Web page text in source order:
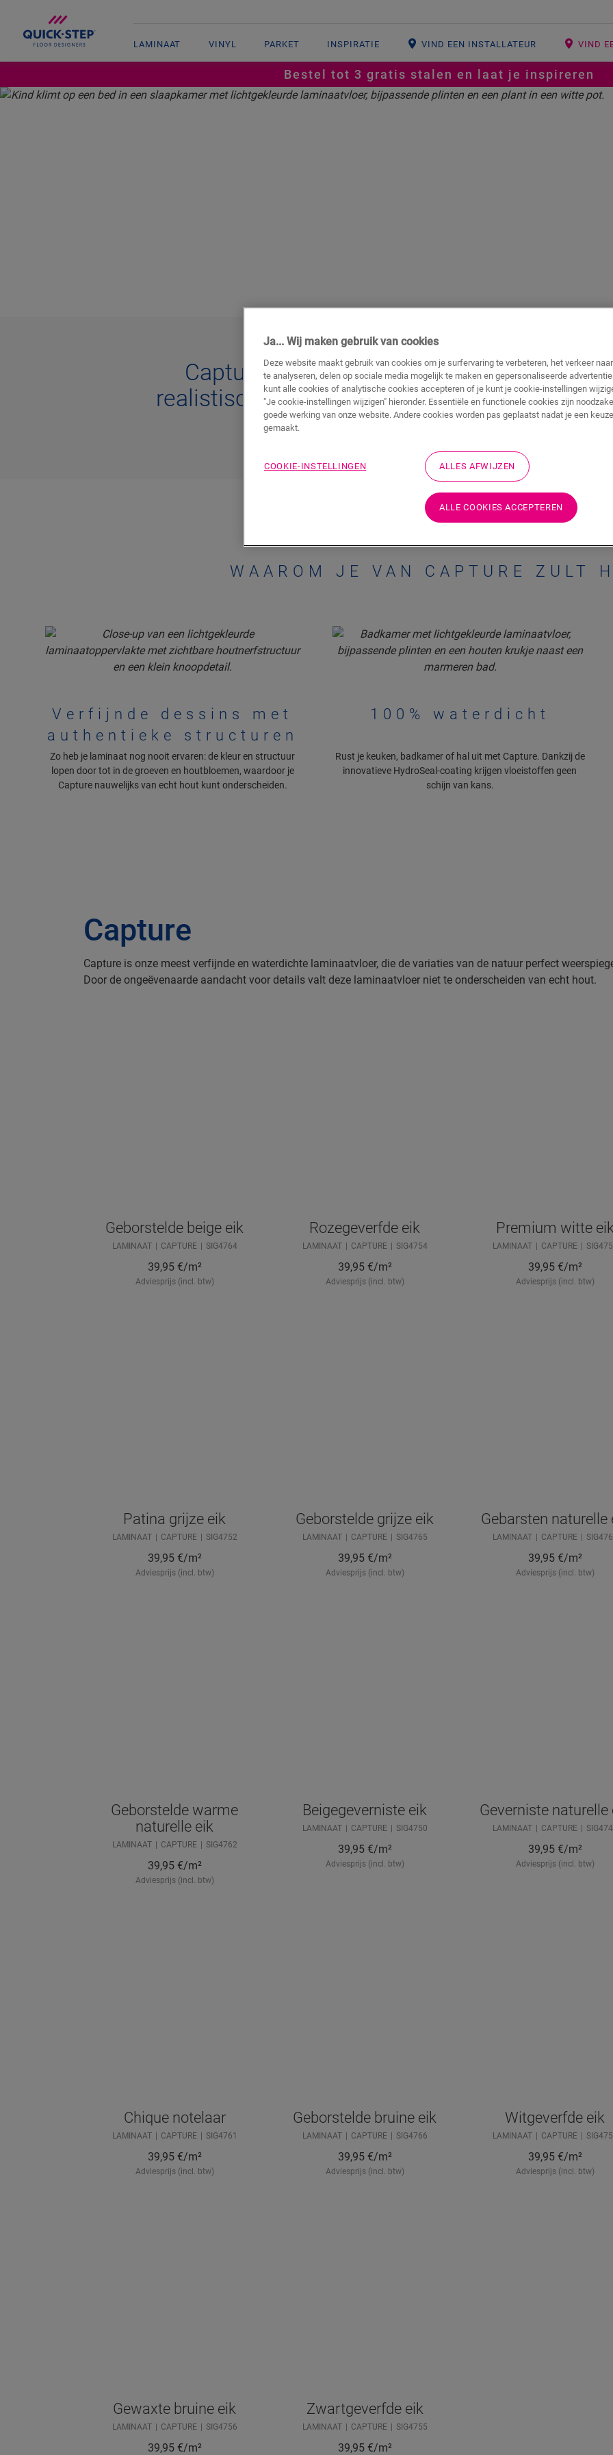
LAMINAAT VINYL PARKET INSPIRATIE VIND EEN INSTALLATEUR VIND
Bestel tot 3 gratis stalen en laat je inspireren
Capture: de meest
realistische, verfijnde
planken
Geniet van de realistische look & feel van
vloer. Deze laminaatcollectie is nauwelijks
WAAROM JE VAN CAPTURE ZULT
Verfijnde dessins met
authentieke structuren
Zo heb je laminaat nog nooit ervaren: de kleur en structuur
lopen door tot in de groeven en houtbloemen, waardoor je
Capture nauwelijks van echt hout kunt onderscheiden.
100% waterdicht
Rust je keuken, badkamer of hal uit met Capture. Dankzij de
innovatieve HydroSeal-coating krijgen vloeistoffen geen
schijn van kans.
Capture
Capture is onze meest verfijnde en waterdichte laminaatvloer, die de variaties van de natuur perfect
Door de ongeëvenaarde aandacht voor details valt deze laminaatvloer niet te onderscheiden van echt hout.
Geborstelde beige eik
LAMINAAT CAPTURE SIG4764
39,95 €/m²
Adviesprijs (incl. btw)
Rozegeverfde eik
LAMINAAT CAPTURE SIG4754
39,95 €/m²
Adviesprijs (incl. btw)
Premium witte
LAMINAAT CAPTURE
39,95 €/m²
Adviesprijs (incl. btw)
Patina grijze eik
LAMINAAT CAPTURE SIG4752
39,95 €/m²
Adviesprijs (incl. btw)
Geborstelde grijze eik
LAMINAAT CAPTURE SIG4765
39,95 €/m²
Adviesprijs (incl. btw)
Gebarsten naturelle
LAMINAAT CAPTURE
39,95 €/m²
Adviesprijs (incl. btw)
Geborstelde warme
naturelle eik
LAMINAAT CAPTURE SIG4762
39,95 €/m²
Adviesprijs (incl. btw)
Beigegeverniste eik
LAMINAAT CAPTURE SIG4750
39,95 €/m²
Adviesprijs (incl. btw)
Geverniste naturelle
LAMINAAT CAPTURE
39,95 €/m²
Adviesprijs (incl. btw)
Chique notelaar
LAMINAAT CAPTURE SIG4761
39,95 €/m²
Adviesprijs (incl. btw)
Geborstelde bruine eik
LAMINAAT CAPTURE SIG4766
39,95 €/m²
Adviesprijs (incl. btw)
Witgeverfde eik
LAMINAAT CAPTURE
39,95 €/m²
Adviesprijs (incl. btw)
Gewaxte bruine eik
LAMINAAT CAPTURE SIG4756
39,95 €/m²
Zwartgeverfde eik
LAMINAAT CAPTURE SIG4755
39,95 €/m²
Ja... Wij maken gebruik van cookies
Deze website maakt gebruik van cookies om je surfervaring te verbeteren, het verkeer
te analyseren, delen op sociale media mogelijk te maken en gepersonaliseerde
kunt alle cookies of analytische cookies accepteren of je kunt je cookie-instellingen
"Je cookie-instellingen wijzigen" hieronder. Essentiële en functionele cookies zijn
goede werking van onze website. Andere cookies worden pas geplaatst nadat je een
gemaakt.
COOKIE-INSTELLINGEN ALLES AFWIJZEN
ALLE COOKIES ACCEPTEREN